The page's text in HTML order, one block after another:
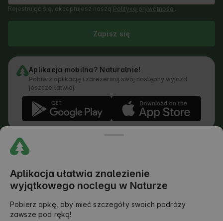
Rejestrując się, akceptujesz naszą Politykę prywatności.
Zapisz się
Aplikacja mobilna? Naturalnie!
Pobierz aplikację i zarezerwuj swój następny wyjazd
jeszcze łatwiej.
© 2026 AlohaCamp. All rights reserved.
Polityka Dodawania Opinii
Prawny Podział Obowiązków
Aplikacja ułatwia znalezienie
wyjątkowego noclegu w Naturze
Pobierz apkę, aby mieć szczegóły swoich podróży
zawsze pod ręką!